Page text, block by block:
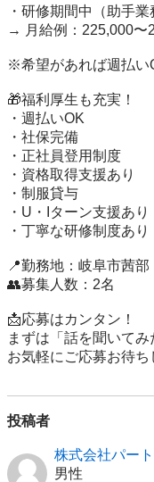
・研修期間中（助手
→ 月給例：225,000〜
※希望があれば週払い
🎁福利厚生も充実！
・週払いOK
・社保完備
・正社員登用制度
・資格取得支援あり
・制服貸与
・U・Iターン支援あり
・丁寧な研修制度あり
📍勤務地：岐阜市茜部
👥募集人数：2名
📩応募はカンタン！
まずは「話を聞いてみ
お気軽にご応募お待ち
投稿者
株式会社パー
男性